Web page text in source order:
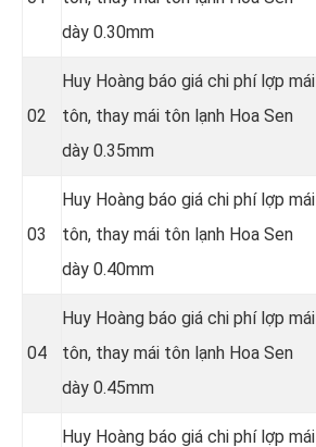
dày 0.30mm
02
Huy Hoàng báo giá chi phí lợp mái
tôn, thay mái tôn lạnh Hoa Sen
dày 0.35mm
03
Huy Hoàng báo giá chi phí lợp mái
tôn, thay mái tôn lạnh Hoa Sen
dày 0.40mm
04
Huy Hoàng báo giá chi phí lợp mái
tôn, thay mái tôn lạnh Hoa Sen
dày 0.45mm
Huy Hoàng báo giá chi phí lợp mái